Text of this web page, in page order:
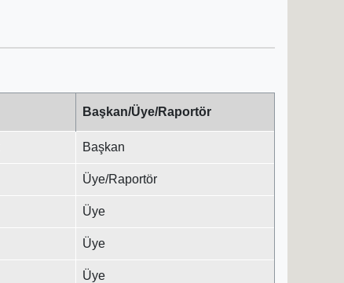
Başkan/Üye/Raportör
Başkan
Üye/Raportör
Üye
Üye
Üye